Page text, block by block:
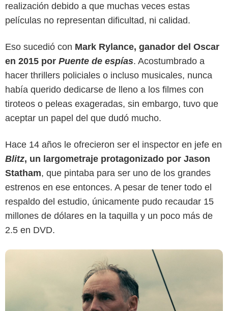
realización debido a que muchas veces estas
películas no representan dificultad, ni calidad.
Eso sucedió con Mark Rylance, ganador del Oscar
en 2015 por Puente de espías. Acostumbrado a
hacer thrillers policiales o incluso musicales, nunca
había querido dedicarse de lleno a los filmes con
tiroteos o peleas exageradas, sin embargo, tuvo que
aceptar un papel del que dudó mucho.
Hace 14 años le ofrecieron ser el inspector en jefe en
Blitz, un largometraje protagonizado por Jason
Statham, que pintaba para ser uno de los grandes
estrenos en ese entonces. A pesar de tener todo el
respaldo del estudio, únicamente pudo recaudar 15
millones de dólares en la taquilla y un poco más de
2.5 en DVD.